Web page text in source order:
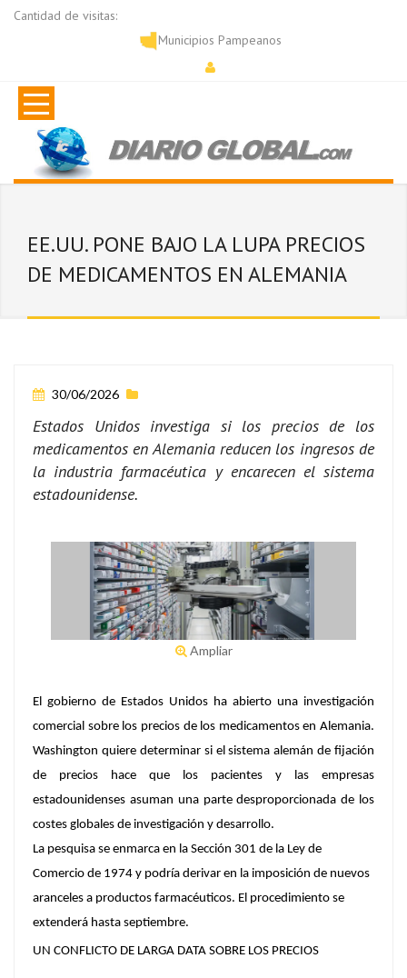
Cantidad de visitas:
Municipios Pampeanos
EE.UU. PONE BAJO LA LUPA PRECIOS
DE MEDICAMENTOS EN ALEMANIA
30/06/2026
Estados Unidos investiga si los precios de los
medicamentos en Alemania reducen los ingresos de
la industria farmacéutica y encarecen el sistema
estadounidense.
Ampliar
El gobierno de Estados Unidos ha abierto una investigación
comercial sobre los precios de los medicamentos en Alemania.
Washington quiere determinar si el sistema alemán de fijación
de precios hace que los pacientes y las empresas
estadounidenses asuman una parte desproporcionada de los
costes globales de investigación y desarrollo.
La pesquisa se enmarca en la Sección 301 de la Ley de
Comercio de 1974 y podría derivar en la imposición de nuevos
aranceles a productos farmacéuticos. El procedimiento se
extenderá hasta septiembre.
UN CONFLICTO DE LARGA DATA SOBRE LOS PRECIOS